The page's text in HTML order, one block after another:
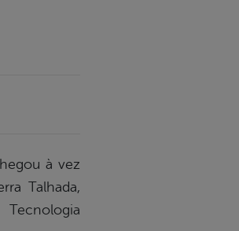
à vez
Talhada,